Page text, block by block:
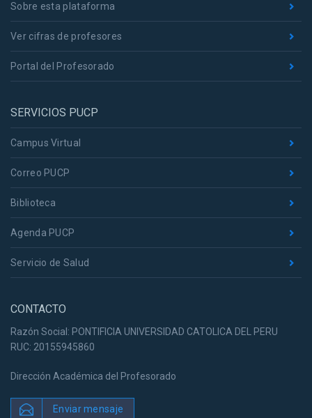
Sobre esta plataforma
Ver cifras de profesores
Portal del Profesorado
SERVICIOS PUCP
Campus Virtual
Correo PUCP
Biblioteca
Agenda PUCP
Servicio de Salud
CONTACTO
Razón Social: PONTIFICIA UNIVERSIDAD CATOLICA DEL PERU
RUC: 20155945860
Dirección Académica del Profesorado
Enviar mensaje